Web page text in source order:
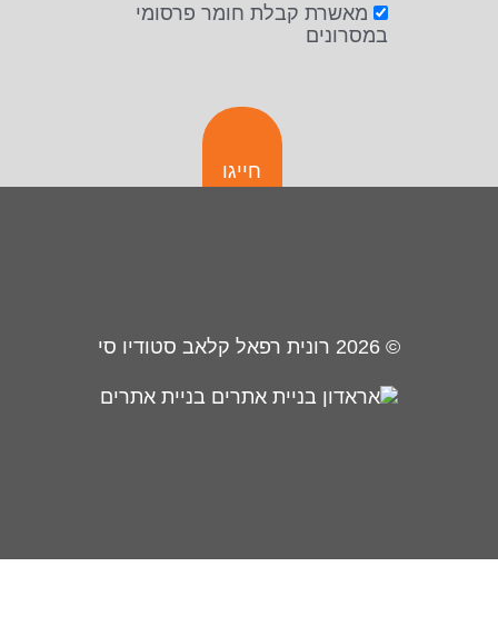
מאשרת קבלת חומר פרסומי
רונית רפאל קלאב סטודיו סי
בניית אתרים